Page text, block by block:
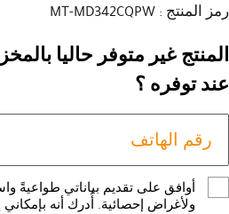
رمز المنتج : MT-MD342CQPW
المنتج غير متوفر حاليا
عند توفره ؟
أوافق على تقديم بياناتي طواعيةً
ولأغراض إحصائية. أُدرك أنه